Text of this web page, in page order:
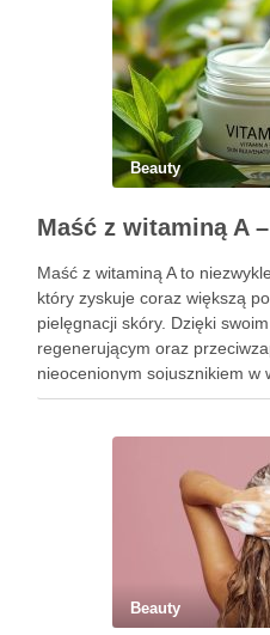
Beauty
Maść z witaminą A to
który zyskuje coraz większą
pielęgnacji skóry. Dzięki
regenerującym oraz
nieocenionym sojusznikiem w
takimi jak zmarszczki, trądzik
Beauty